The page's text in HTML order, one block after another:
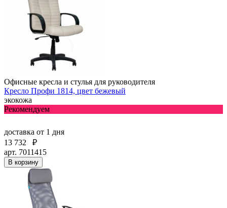
Офисные кресла и стулья для руководителя
Кресло Профи 1814, цвет бежевый
экокожа
Рекомендуем
доставка от 1 дня
13 732
₽
арт. 7011415
В корзину